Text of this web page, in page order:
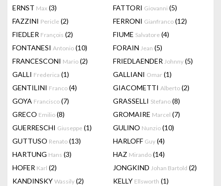
ERNST Max (3) FATTORI Giovanni (5)
FAZZINI Pericle (2) FERRONI Gianfranco (12)
FIEDLER François (2) FIUME Salvatore (4)
FONTANESI Antonio (10) FORAIN Jean (5)
FRANCESCONI Mario (2) FRIEDLAENDER Johnny (5)
GALLI Frederica (1) GALLIANI Omar (1)
GENTILINI Franco (4) GIACOMETTI Alberto (2)
GOYA Francisco (7) GRASSELLI Stefano (8)
GRECO Emilio (8) GROMAIRE Marcel (7)
GUERRESCHI Giuseppe (1) GULINO Nunzio (10)
GUTTUSO Renato (13) HARLOFF Guy (4)
HARTUNG Hans (3) HAZ Mirando (14)
HOFER Karl (2) JONGKIND Johan Bartold (2)
KANDINSKY Wassily (2) KELLY Ellsworth (1)